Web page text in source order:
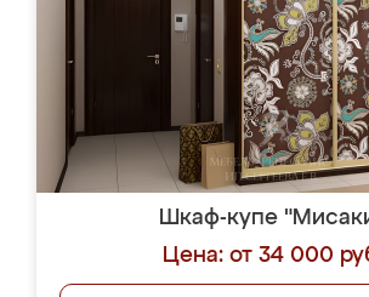
Шкаф-купе
Цена: от 34 000